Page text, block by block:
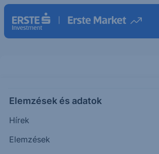
Elemzések és adatok
Hírek
Elemzések
VIG(BÉT)
VIENNA INSURANCE GRP.
25 800.0000